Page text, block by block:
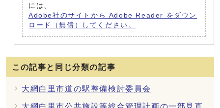
には、
Adobe社のサイトから Adobe Reader をダウン
ロード（無償）してください。
この記事と同じ分類の記事
大網白里市道の駅整備検討委員会
大網白里市公共施設等総合管理計画の一部見直